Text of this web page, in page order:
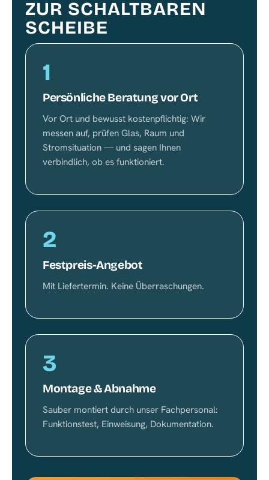
ZUR SCHALTBAREN
SCHEIBE
1
Persönliche Beratung vor Ort
Vor Ort und bewusst kostenpflichtig: Wir
messen auf, prüfen Glas, Raum und
Stromsituation — und sagen Ihnen
verbindlich, ob es funktioniert.
2
Festpreis-Angebot
Mit Liefertermin. Keine Überraschungen.
3
Montage & Abnahme
Sauber montiert durch unser Fachpersonal:
Funktionstest, Einweisung, Dokumentation.